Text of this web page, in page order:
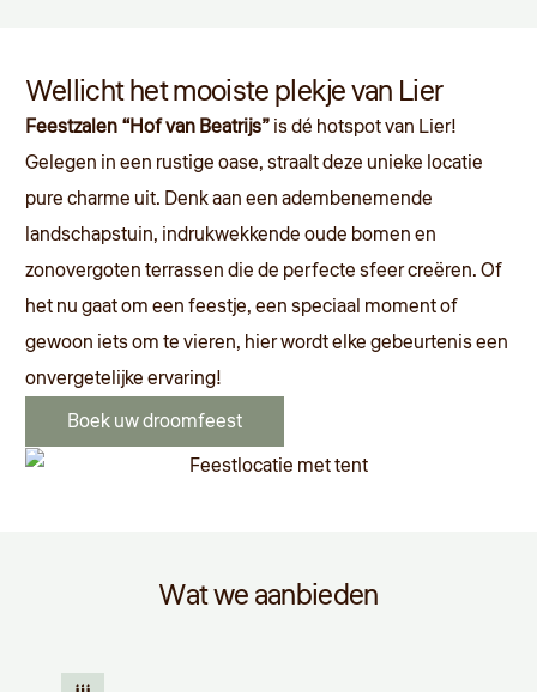
Wellicht het mooisteplekje van Lier
Feestzalen “Hof van Beatrijs”is dé hotspot van Lier!
Gelegen in een rustige oase, straalt deze unieke locatie
pure charme uit. Denk aan een adembenemende
landschapstuin, indrukwekkende oude bomen en
zonovergoten terrassen die de perfecte sfeer creëren. Of
het nu gaat om een feestje, een speciaal moment of
gewoon iets om te vieren, hier wordt elke gebeurtenis een
onvergetelijke ervaring!
Boek uw droomfeest
Wat we aanbieden